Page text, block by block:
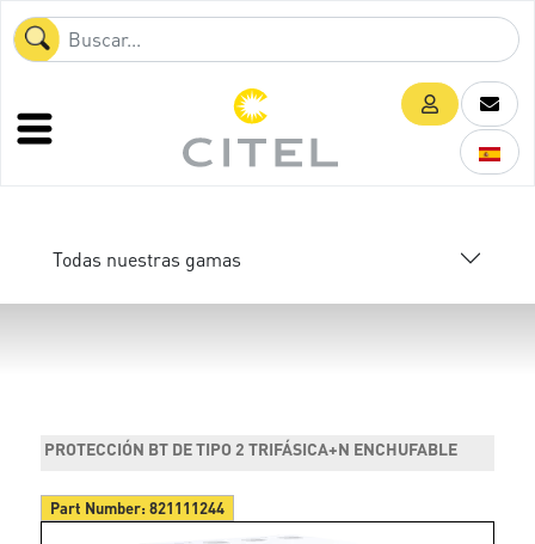
Todas nuestras gamas
PROTECCIÓN BT DE TIPO 2 TRIFÁSICA+N ENCHUFABLE
Part Number:821111244